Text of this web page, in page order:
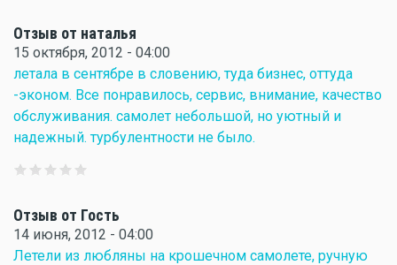
Отзыв от наталья
15 октября, 2012 - 04:00
летала в сентябре в словению, туда бизнес, оттуда
-эконом. Все понравилось, сервис, внимание, качество
обслуживания. самолет небольшой, но уютный и
надежный. турбулентности не было.
Отзыв от Гость
14 июня, 2012 - 04:00
Летели из любляны на крошечном самолете, ручную